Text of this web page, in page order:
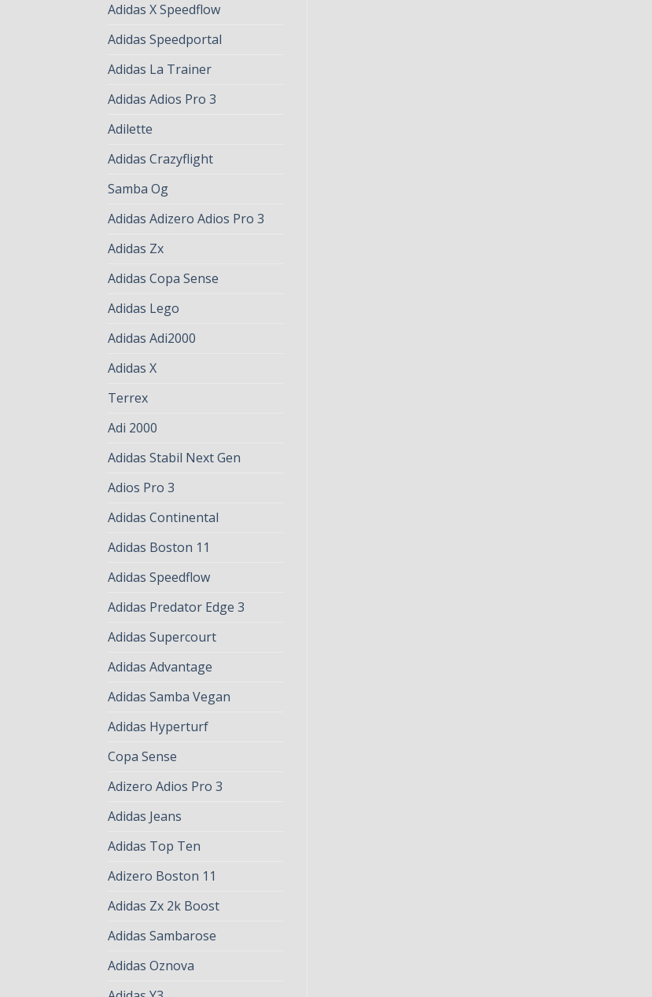
Adidas X Speedflow
Adidas Speedportal
Adidas La Trainer
Adidas Adios Pro 3
Adilette
Adidas Crazyflight
Samba Og
Adidas Adizero Adios Pro 3
Adidas Zx
Adidas Copa Sense
Adidas Lego
Adidas Adi2000
Adidas X
Terrex
Adi 2000
Adidas Stabil Next Gen
Adios Pro 3
Adidas Continental
Adidas Boston 11
Adidas Speedflow
Adidas Predator Edge 3
Adidas Supercourt
Adidas Advantage
Adidas Samba Vegan
Adidas Hyperturf
Copa Sense
Adizero Adios Pro 3
Adidas Jeans
Adidas Top Ten
Adizero Boston 11
Adidas Zx 2k Boost
Adidas Sambarose
Adidas Oznova